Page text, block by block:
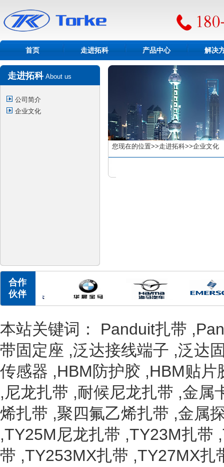
首页 走进拓科 产品中心 解决
走进拓科About us
公司简介
企业文化
您现在的位置>>走进拓科>>企业文化
合作
伙伴
本站关键词： Panduit扎带 ,
带固定座 ,泛达接线端子 ,泛达
传感器 ,HBM防护胶 ,HBM贴片
,尼龙扎带 ,耐候尼龙扎带 ,金属
烯扎带 ,聚四氟乙烯扎带 ,金属
,TY25M尼龙扎带 ,TY23M扎带 ,
带 ,TY253MX扎带 ,TY27MX扎